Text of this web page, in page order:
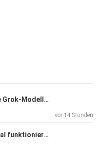
xAI dreht auf – zwei neue Grok-Modelle in zwei Wochen
vor 14 Stunden
KI entwirft zum ersten Mal funktionierende Viren